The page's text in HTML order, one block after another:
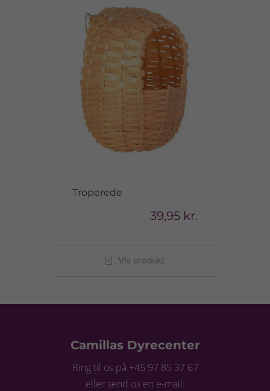
Troperede
39,95 kr.
Vis produkt
Camillas Dyrecenter
Ring til os på +45 97 85 37 67
eller send os en e-mail: